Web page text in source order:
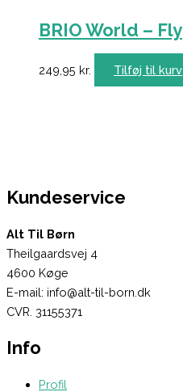
BRIO World – Fly
249,95 kr. Tilføj til kurv
Kundeservice
Alt Til Børn
Theilgaardsvej 4
4600 Køge
E-mail: info@alt-til-born.dk
CVR. 31155371
Info
Profil